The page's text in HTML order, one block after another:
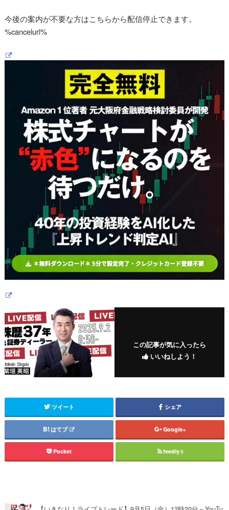
今後の案内が不要な方はこちらから配信停止できます。
%cancelurl%
この記事が気に入ったら
いいねしよう！
ツイート シェア
はてブ Google+
Pocket feedly6